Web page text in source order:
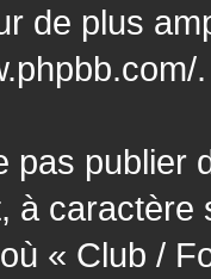
de plus
.
pas publier
à
« Club /